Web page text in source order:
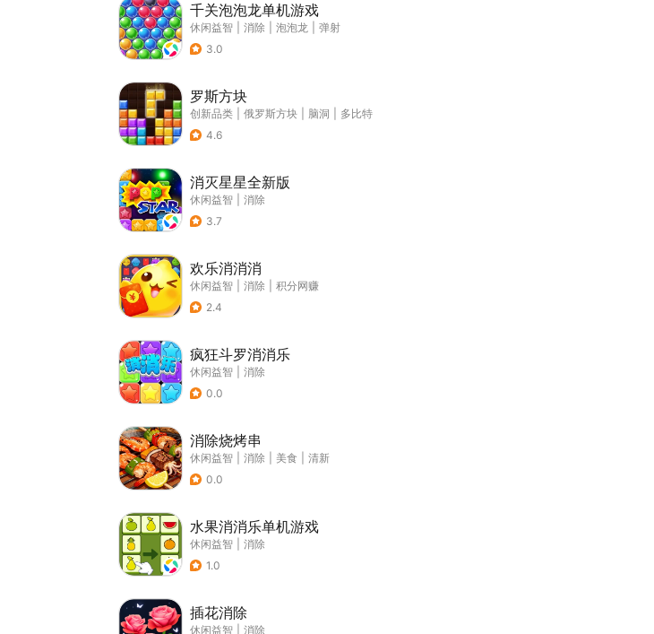
千关泡泡龙单机游戏
休闲益智 消除 泡泡龙
弹射
3.0
罗斯方块
创新品类 俄罗斯方块 脑洞
多比特
4.6
消灭星星全新版
休闲益智
消除
3.7
欢乐消消消
休闲益智 消除
积分网赚
2.4
疯狂斗罗消消乐
休闲益智
消除
0.0
消除烧烤串
休闲益智 消除 美食
清新
0.0
水果消消乐单机游戏
休闲益智
消除
1.0
插花消除
休闲益智
消除